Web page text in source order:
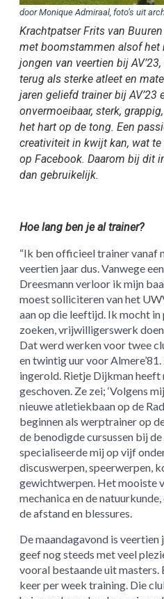
door Monique Admiraal, foto’s uit
Krachtpatser Frits van
met boomstammen alsof het
jongen van veertien bij
terug als sterke atleet en
jaren geliefd trainer bij AV’23
onvermoeibaar, sterk,
het hart op de tong. Een
creativiteit in kwijt kan, wat
op Facebook. Daarom bij dit
dan gebruikelijk.
Hoe lang ben je al trainer?
“Ik ben officieel trainer vanaf
veertien jaar dus. Vanwege
Dreesmann verloor ik mijn
moest solliciteren van het
aan op die leeftijd. Ik mocht in
zoeken, vrijwilligerswerk
Dat werd werken voor twee
en twintig uur voor
ingerold. Rietje Dijkman heeft
geschoven. Ze zei; ‘Volgens
nieuwe atletiekbaan op de
beginnen als werptrainer op
de benodigde cursussen bij
specialiseerde mij op vijf
discuswerpen, speerwerpen,
gewichtwerpen. Het mooiste
mechanica en de
de afstand en blessures.
De maandagavond is veertien
geef nog steeds met veel
vooral bestaande uit masters.
keer per week training. Die